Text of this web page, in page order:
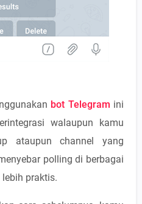
bot Telegram ini
walaupun kamu
ataupun channel yang
polling di berbagai
praktis.